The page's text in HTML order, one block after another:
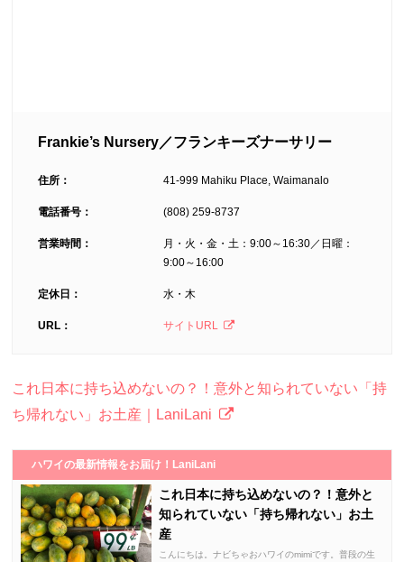
Frankie’s Nursery／フランキーズナーサリー
住所： 41-999 Mahiku Place, Waimanalo
電話番号： (808) 259-8737
営業時間：
月・火・金・土：9:00～16:30／日曜：
9:00～16:00
定休日： 水・木
URL： サイトURL
これ日本に持ち込めないの？！意外と知られていない「持
ち帰れない」お土産｜LaniLani
ハワイの最新情報をお届け！LaniLani
これ日本に持ち込めないの？！意外と
知られていない「持ち帰れない」お土
産
こんにちは。ナビちゃおハワイのmimiです。普段の生